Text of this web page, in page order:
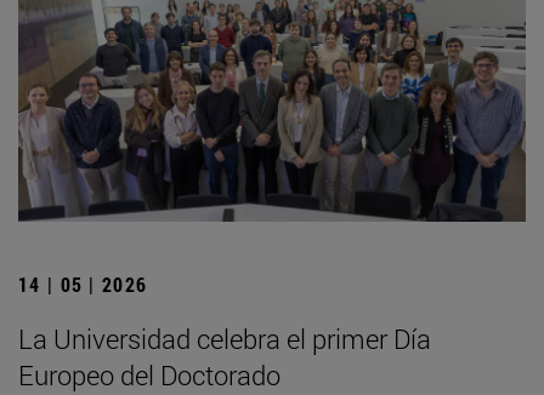
14 | 05 | 2026
La Universidad celebra el primer Día
Europeo del Doctorado